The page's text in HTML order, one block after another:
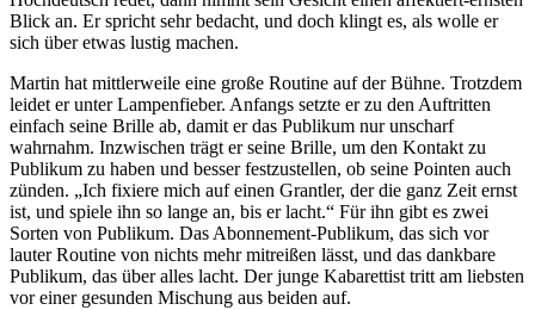
Blick an. Er spricht sehr bedacht, und doch klingt es, als wolle er
sich über etwas lustig machen.
Martin hat mittlerweile eine große Routine auf der Bühne. Trotzdem
leidet er unter Lampenfieber. Anfangs setzte er zu den Auftritten
einfach seine Brille ab, damit er das Publikum nur unscharf
wahrnahm. Inzwischen trägt er seine Brille, um den Kontakt zu
Publikum zu haben und besser festzustellen, ob seine Pointen auch
zünden. „Ich fixiere mich auf einen Grantler, der die ganz Zeit ernst
ist, und spiele ihn so lange an, bis er lacht.“ Für ihn gibt es zwei
Sorten von Publikum. Das Abonnement-Publikum, das sich vor
lauter Routine von nichts mehr mitreißen lässt, und das dankbare
Publikum, das über alles lacht. Der junge Kabarettist tritt am liebsten
vor einer gesunden Mischung aus beiden auf.